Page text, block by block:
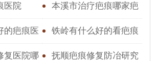
哪些 院
医院 本溪市治疗疤痕哪家疤
痕好
的疤痕医 铁岭有什么好的看疤痕
修复的医院
复医院哪 抚顺疤痕修复防冶研究